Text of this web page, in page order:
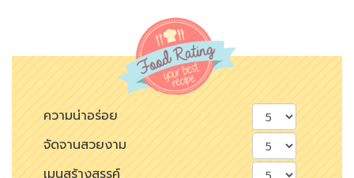
ความน่าอร่อย
จัดจานสวยงาม